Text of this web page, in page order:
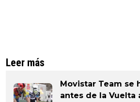
Leer más
Movistar Team se
antes de la Vuelta